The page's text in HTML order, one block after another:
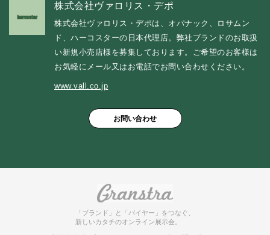
株式会社ヴァロリス・デポ
株式会社ヴァロリス・デポは、オパナック、ロサムン
ド、ハーコスターの日本代理店。弊社ブランドのお取扱
い新規小売店様を募集しております。ご希望のお客様は
お気軽にメール又はお電話でお問い合わせください。
www.vall.co.jp
お問い合わせ
「ブランド」と「バイヤー」をつなぐ、
新しいカタチのオンライン展示会。